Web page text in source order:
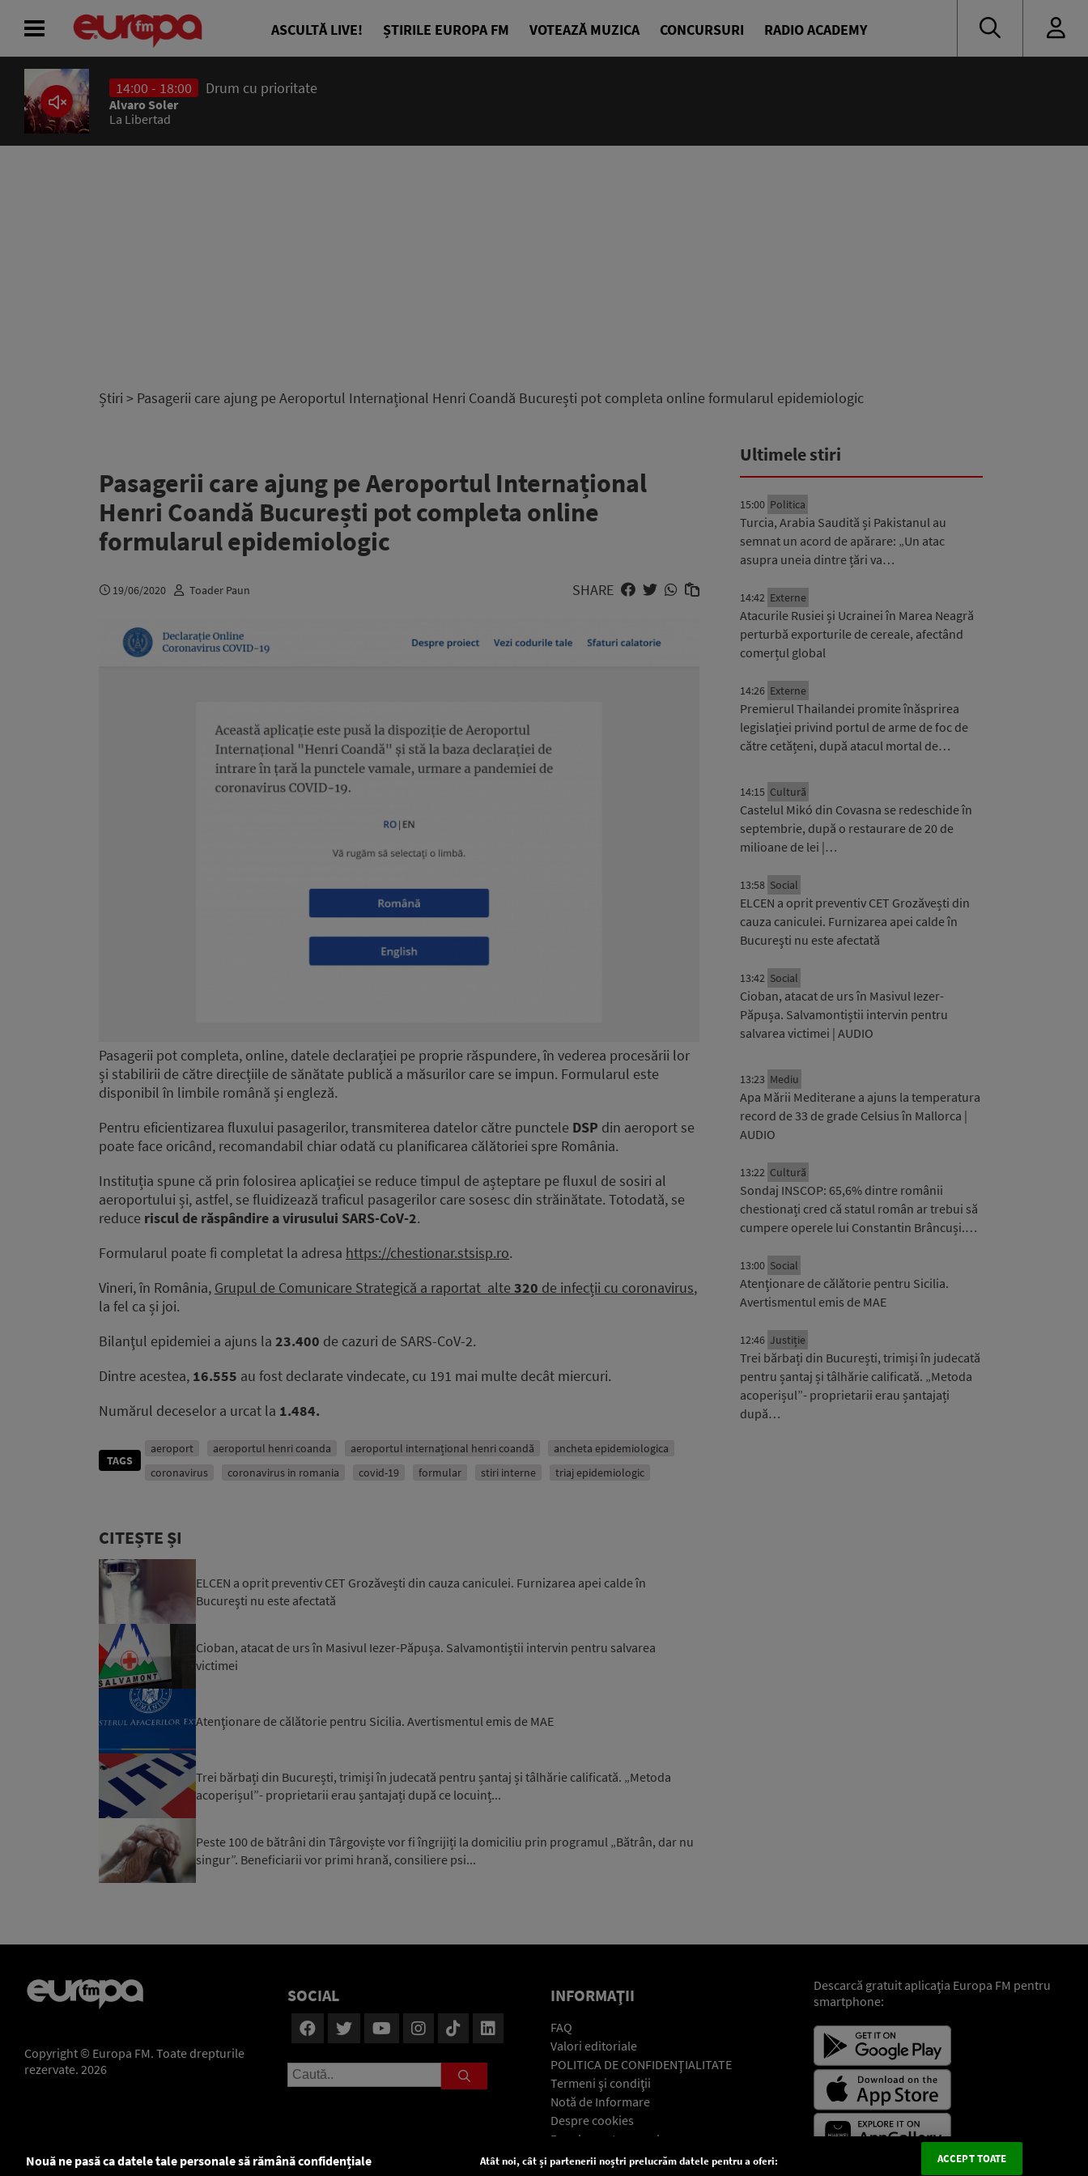
ASCULTĂ LIVE! ȘTIRILE EUROPA FM VOTEAZĂ MUZICA CONCURSURI RADIO ACADEMY
14:00 - 18:00 Drum cu prioritate
Alvaro Soler
La Libertad
Știri > Pasagerii care ajung pe Aeroportul Internațional Henri Coandă București pot completa online formularul epidemiologic
Pasagerii care ajung pe Aeroportul Internațional
Henri Coandă București pot completa online
formularul epidemiologic
19/06/2020 Toader Paun SHARE
Pasagerii pot completa, online, datele declarației pe proprie răspundere, în vederea procesării lor
și stabilirii de către direcțiile de sănătate publică a măsurilor care se impun. Formularul este
disponibil în limbile română și engleză.
Pentru eficientizarea fluxului pasagerilor, transmiterea datelor către punctele DSP din aeroport se
poate face oricând, recomandabil chiar odată cu planificarea călătoriei spre România.
Instituția spune că prin folosirea aplicației se reduce timpul de așteptare pe fluxul de sosiri al
aeroportului și, astfel, se fluidizează traficul pasagerilor care sosesc din străinătate. Totodată, se
reduce riscul de răspândire a virusului SARS-CoV-2.
Formularul poate fi completat la adresa https://chestionar.stsisp.ro.
Vineri, în România, Grupul de Comunicare Strategică a raportat alte 320 de infecții cu coronavirus,
la fel ca și joi.
Bilanţul epidemiei a ajuns la 23.400 de cazuri de SARS-CoV-2.
Dintre acestea, 16.555 au fost declarate vindecate, cu 191 mai multe decât miercuri.
Numărul deceselor a urcat la 1.484.
TAGS
aeroport aeroportul henri coanda aeroportul internațional henri coandă
ancheta epidemiologica
coronavirus
coronavirus in romania covid-19 formular stiri interne triaj epidemiologic
CITEȘTE ȘI
ELCEN a oprit preventiv CET Grozăvești din cauza caniculei. Furnizarea apei calde în
Bucureşti nu este afectată
Cioban, atacat de urs în Masivul Iezer-Păpușa. Salvamontiștii intervin pentru salvarea
victimei
Atenţionare de călătorie pentru Sicilia. Avertismentul emis de MAE
Trei bărbați din București, trimiși în judecată pentru șantaj și tâlhărie calificată. „Metoda
acoperișul”- proprietarii erau șantajați după ce locuinț...
Peste 100 de bătrâni din Târgoviște vor fi îngrijiți la domiciliu prin programul „Bătrân, dar nu
singur”. Beneficiarii vor primi hrană, consiliere psi...
Ultimele stiri
15:00 Politica
Turcia, Arabia Saudită și Pakistanul au
semnat un acord de apărare: „Un atac
asupra uneia dintre țări va…
14:42 Externe
Atacurile Rusiei și Ucrainei în Marea Neagră
perturbă exporturile de cereale, afectând
comerțul global
14:26 Externe
Premierul Thailandei promite înăsprirea
legislației privind portul de arme de foc de
către cetățeni, după atacul mortal de…
14:15 Cultură
Castelul Mikó din Covasna se redeschide în
septembrie, după o restaurare de 20 de
milioane de lei |…
13:58 Social
ELCEN a oprit preventiv CET Grozăvești din
cauza caniculei. Furnizarea apei calde în
Bucureşti nu este afectată
13:42 Social
Cioban, atacat de urs în Masivul Iezer-
Păpușa. Salvamontiștii intervin pentru
salvarea victimei | AUDIO
13:23 Mediu
Apa Mării Mediterane a ajuns la temperatura
record de 33 de grade Celsius în Mallorca |
AUDIO
13:22 Cultură
Sondaj INSCOP: 65,6% dintre românii
chestionați cred că statul român ar trebui să
cumpere operele lui Constantin Brâncuși.…
13:00 Social
Atenţionare de călătorie pentru Sicilia.
Avertismentul emis de MAE
12:46 Justiție
Trei bărbați din București, trimiși în judecată
pentru șantaj și tâlhărie calificată. „Metoda
acoperișul”- proprietarii erau șantajați
după…
Copyright © Europa FM. Toate drepturile
rezervate. 2026
SOCIAL INFORMAŢII
FAQ
Valori editoriale
POLITICA DE CONFIDENŢIALITATE
Termeni şi condiţii
Notă de Informare
Despre cookies
Regulament general
GDPR
Descarcă gratuit aplicaţia Europa FM pentru
smartphone:
ACASĂ
ȘTIRI
Nouă ne pasă ca datele tale personale să rămână confidențiale Atât noi, cât și partenerii noștri prelucrăm datele pentru a oferi: ACCEPT TOATE